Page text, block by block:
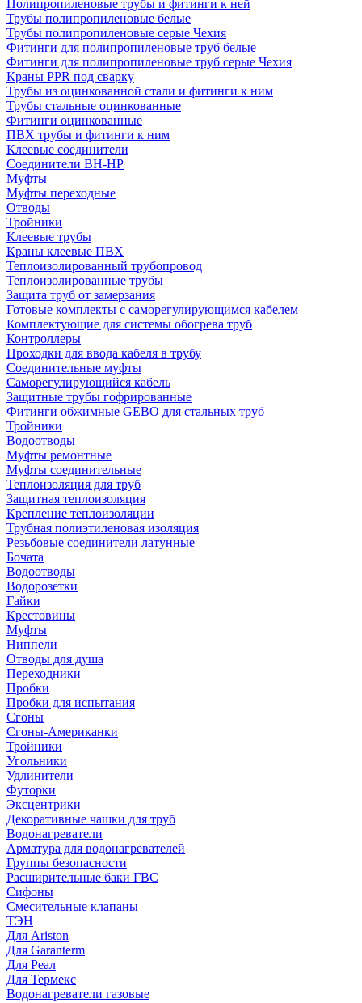
Полипропиленовые трубы и фитинги к ней
Трубы полипропиленовые белые
Трубы полипропиленовые серые Чехия
Фитинги для полипропиленовые труб белые
Фитинги для полипропиленовые труб серые Чехия
Краны PPR под сварку
Трубы из оцинкованной стали и фитинги к ним
Трубы стальные оцинкованные
Фитинги оцинкованные
ПВХ трубы и фитинги к ним
Клеевые соединители
Соединители ВН-НР
Муфты
Муфты переходные
Отводы
Тройники
Клеевые трубы
Краны клеевые ПВХ
Теплоизолированный трубопровод
Теплоизолированные трубы
Защита труб от замерзания
Готовые комплекты с саморегулирующимся кабелем
Комплектующие для системы обогрева труб
Контроллеры
Проходки для ввода кабеля в трубу
Соединительные муфты
Саморегулирующийся кабель
Защитные трубы гофрированные
Фитинги обжимные GEBO для стальных труб
Тройники
Водоотводы
Муфты ремонтные
Муфты соединительные
Теплоизоляция для труб
Защитная теплоизоляция
Крепление теплоизоляции
Трубная полиэтиленовая изоляция
Резьбовые соединители латунные
Бочата
Водоотводы
Водорозетки
Гайки
Крестовины
Муфты
Ниппели
Отводы для душа
Переходники
Пробки
Пробки для испытания
Сгоны
Сгоны-Американки
Тройники
Угольники
Удлинители
Футорки
Эксцентрики
Декоративные чашки для труб
Водонагреватели
Арматура для водонагревателей
Группы безопасности
Расширительные баки ГВС
Сифоны
Смесительные клапаны
ТЭН
Для Ariston
Для Garanterm
Для Реал
Для Термекс
Водонагреватели газовые